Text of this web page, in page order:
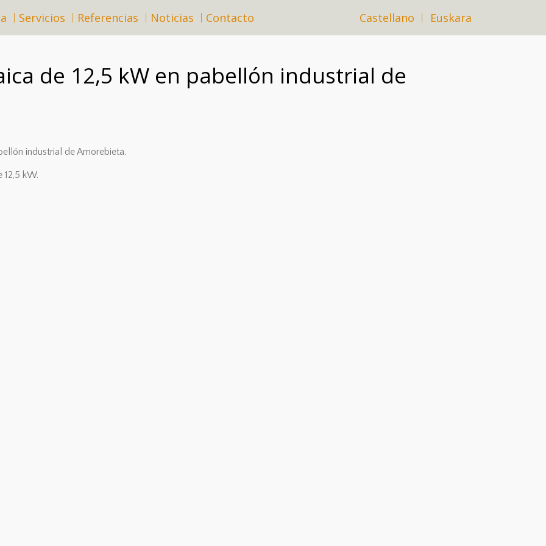
Servicios Referencias Noticias Contacto Castellano Euskara
de 12,5 kW en pabellón industrial de
industrial de Amorebieta.
kW.